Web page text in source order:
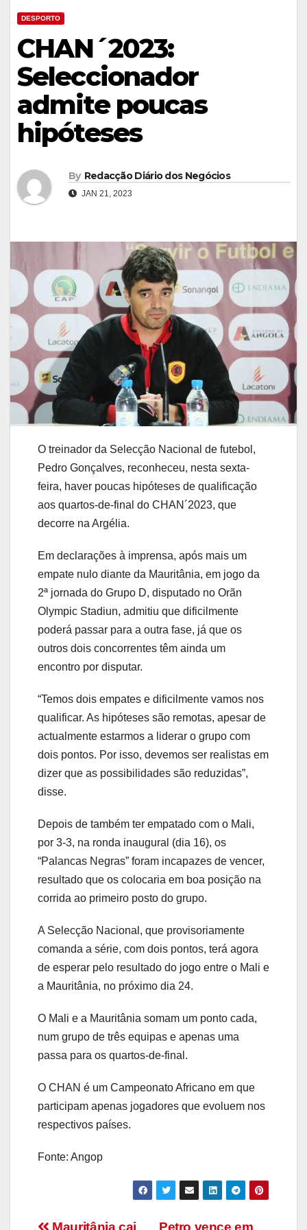
DESPORTO
CHAN´2023:
Seleccionador
admite poucas
hipóteses
By Redacção Diário dos Negócios
JAN 21, 2023
O treinador da Selecção Nacional de futebol,
Pedro Gonçalves, reconheceu, nesta sexta-
feira, haver poucas hipóteses de qualificação
aos quartos-de-final do CHAN´2023, que
decorre na Argélia.
Em declarações à imprensa, após mais um
empate nulo diante da Mauritânia, em jogo da
2ª jornada do Grupo D, disputado no Orãn
Olympic Stadiun, admitiu que dificilmente
poderá passar para a outra fase, já que os
outros dois concorrentes têm ainda um
encontro por disputar.
“Temos dois empates e dificilmente vamos nos
qualificar. As hipóteses são remotas, apesar de
actualmente estarmos a liderar o grupo com
dois pontos. Por isso, devemos ser realistas em
dizer que as possibilidades são reduzidas”,
disse.
Depois de também ter empatado com o Mali,
por 3-3, na ronda inaugural (dia 16), os
“Palancas Negras” foram incapazes de vencer,
resultado que os colocaria em boa posição na
corrida ao primeiro posto do grupo.
A Selecção Nacional, que provisoriamente
comanda a série, com dois pontos, terá agora
de esperar pelo resultado do jogo entre o Mali e
a Mauritânia, no próximo dia 24.
O Mali e a Mauritânia somam um ponto cada,
num grupo de três equipas e apenas uma
passa para os quartos-de-final.
O CHAN é um Campeonato Africano em que
participam apenas jogadores que evoluem nos
respectivos países.
Fonte: Angop
Petro vence em
Mauritânia cai